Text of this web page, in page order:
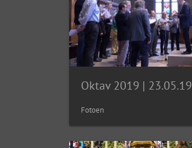
Oktav 2019 | 23.05.19
Fotoen